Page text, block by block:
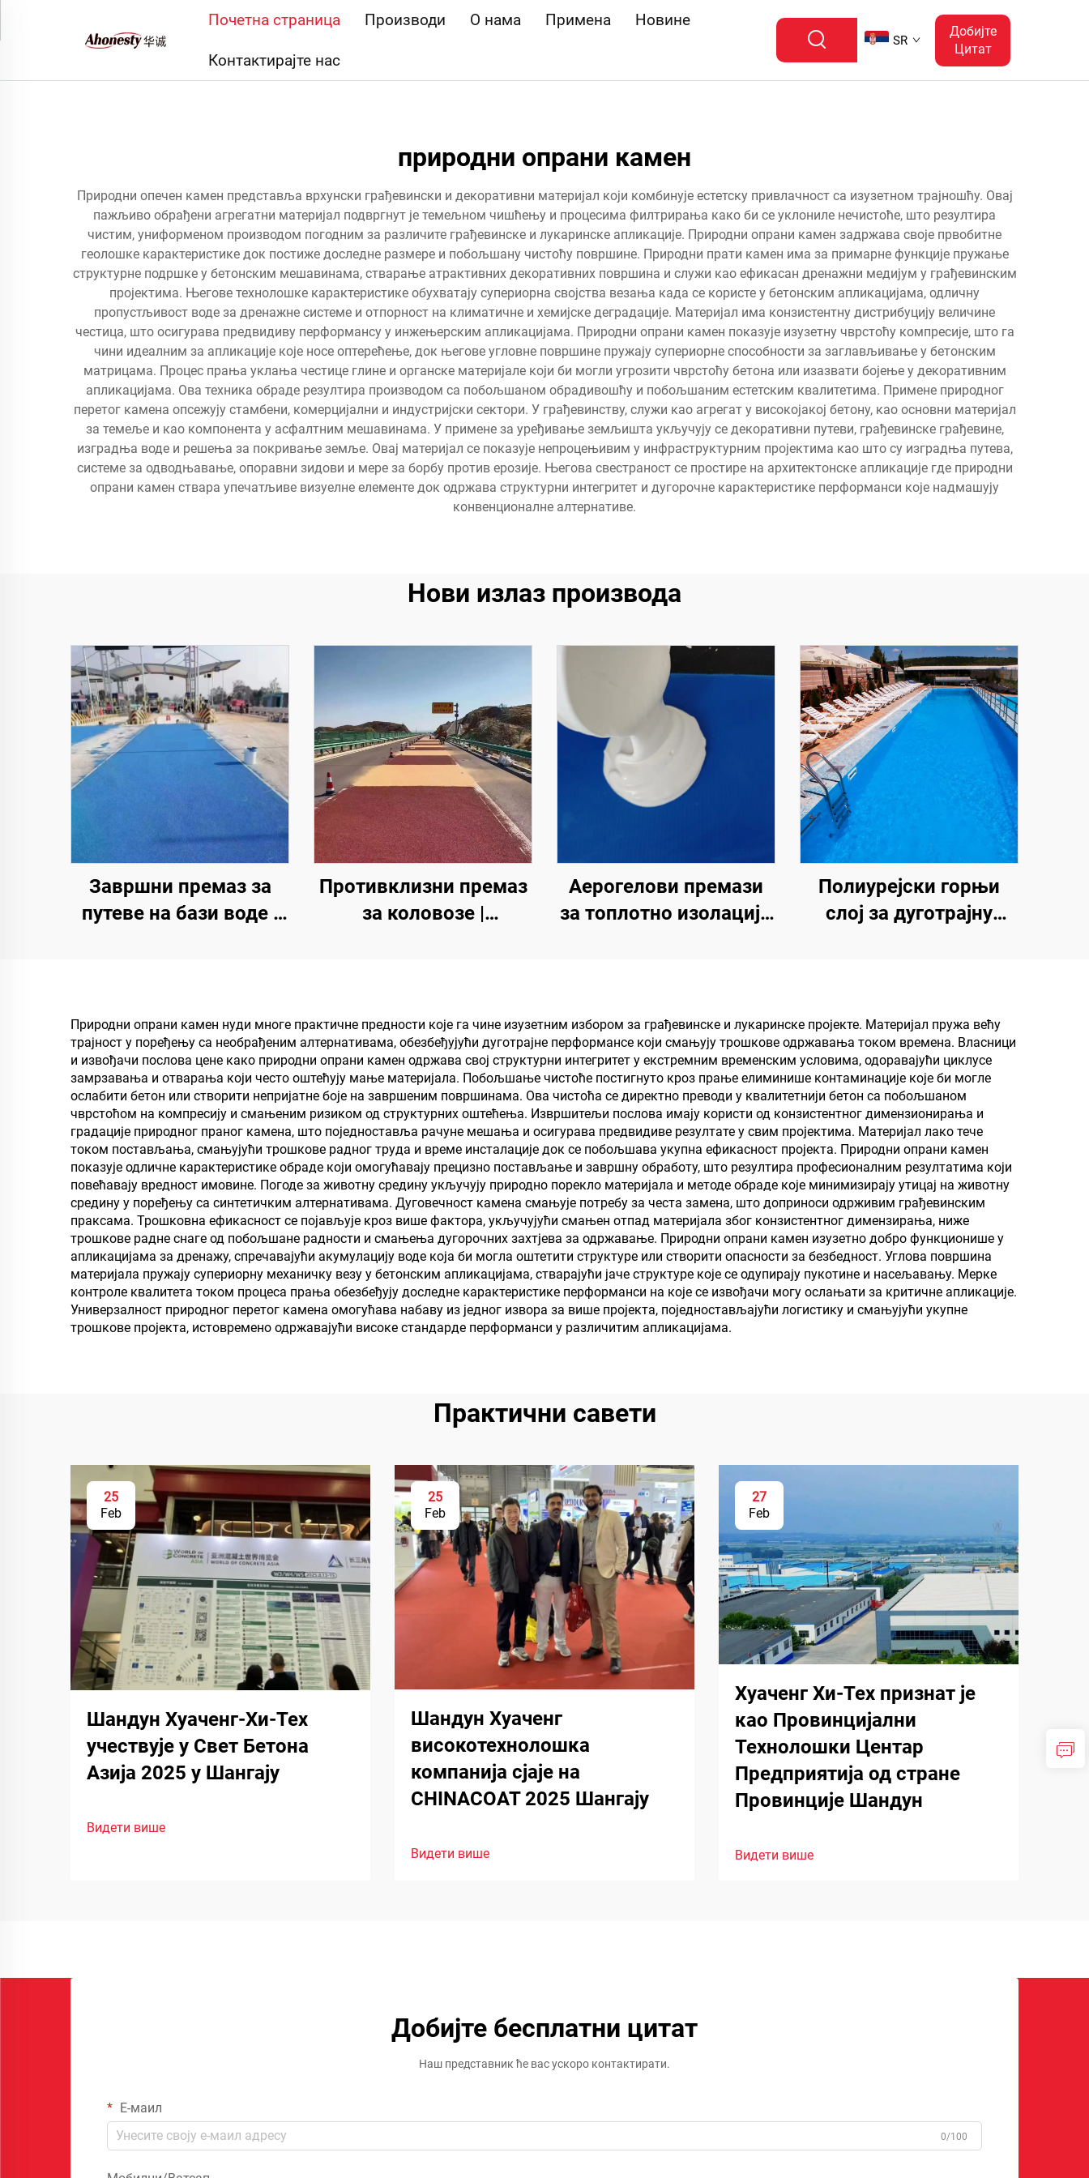
Почетна страница Производи О нама Примена Новине
Контактирајте нас
SR
Добијте
Цитат
природни опрани камен
Природни опечен камен представља врхунски грађевински и декоративни материјал који комбинује естетску привлачност са изузетном трајношћу. Овај
пажљиво обрађени агрегатни материјал подвргнут је темељном чишћењу и процесима филтрирања како би се уклониле нечистоће, што резултира
чистим, униформеном производом погодним за различите грађевинске и лукаринске апликације. Природни опрани камен задржава своје првобитне
геолошке карактеристике док постиже доследне размере и побољшану чистоћу површине. Природни прати камен има за примарне функције пружање
структурне подршке у бетонским мешавинама, стварање атрактивних декоративних површина и служи као ефикасан дренажни медијум у грађевинским
пројектима. Његове технолошке карактеристике обухватају супериорна својства везања када се користе у бетонским апликацијама, одличну
пропустљивост воде за дренажне системе и отпорност на климатичне и хемијске деградације. Материјал има конзистентну дистрибуцију величине
честица, што осигурава предвидиву перформансу у инжењерским апликацијама. Природни опрани камен показује изузетну чврстоћу компресије, што га
чини идеалним за апликације које носе оптерећење, док његове угловне површине пружају супериорне способности за заглављивање у бетонским
матрицама. Процес прања уклања честице глине и органске материјале који би могли угрозити чврстоћу бетона или изазвати бојење у декоративним
апликацијама. Ова техника обраде резултира производом са побољшаном обрадивошћу и побољшаним естетским квалитетима. Примене природног
перетог камена опсежују стамбени, комерцијални и индустријски сектори. У грађевинству, служи као агрегат у високојакој бетону, као основни материјал
за темеље и као компонента у асфалтним мешавинама. У примене за уређивање земљишта укључују се декоративни путеви, грађевинске грађевине,
изградња воде и решења за покривање земље. Овај материјал се показује непроцењивим у инфраструктурним пројектима као што су изградња путева,
системе за одводњавање, опоравни зидови и мере за борбу против ерозије. Његова свестраност се простире на архитектонске апликације где природни
опрани камен ствара упечатљиве визуелне елементе док одржава структурни интегритет и дугорочне карактеристике перформанси које надмашују
конвенционалне алтернативе.
Нови излаз производа
Завршни премаз за
путеве на бази воде |
спољашње коловозе
Противклизни премаз
за коловозе |
Аерогелови премази
за топлотно изолацију,
кров, солар, спољни
зид, унутрашњи зид,
преградну зид,
спаваћу собу, састанак
и учионицу, КТВ, по
Полиурејски горњи
слој за дуготрајну
Природни опрани камен нуди многе практичне предности које га чине изузетним избором за грађевинске и лукаринске пројекте. Материјал пружа већу
трајност у поређењу са необрађеним алтернативама, обезбеђујући дуготрајне перформансе који смањују трошкове одржавања током времена. Власници
и извођачи послова цене како природни опрани камен одржава свој структурни интегритет у екстремним временским условима, одоравајући циклусе
замрзавања и отварања који често оштећују мање материјала. Побољшање чистоће постигнуто кроз прање елиминише контаминације које би могле
ослабити бетон или створити непријатне боје на завршеним површинама. Ова чистоћа се директно преводи у квалитетнији бетон са побољшаном
чврстоћом на компресију и смањеним ризиком од структурних оштећења. Извршитељи послова имају користи од конзистентног димензионирања и
градације природног праног камена, што поједноставља рачуне мешања и осигурава предвидиве резултате у свим пројектима. Материјал лако тече
током постављања, смањујући трошкове радног труда и време инсталације док се побољшава укупна ефикасност пројекта. Природни опрани камен
показује одличне карактеристике обраде који омогућавају прецизно постављање и завршну обработу, што резултира професионалним резултатима који
повећавају вредност имовине. Погоде за животну средину укључују природно порекло материјала и методе обраде које минимизирају утицај на животну
средину у поређењу са синтетичким алтернативама. Дуговечност камена смањује потребу за честа замена, што доприноси одрживим грађевинским
праксама. Трошковна ефикасност се појављује кроз више фактора, укључујући смањен отпад материјала због конзистентног димензирања, ниже
трошкове радне снаге од побољшане радности и смањења дугорочних захтјева за одржавање. Природни опрани камен изузетно добро функционише у
апликацијама за дренажу, спречавајући акумулацију воде која би могла оштетити структуре или створити опасности за безбедност. Углова површина
материјала пружају супериорну механичку везу у бетонским апликацијама, стварајући јаче структуре које се одупирају пукотине и насељавању. Мерке
контроле квалитета током процеса прања обезбеђују доследне карактеристике перформанси на које се извођачи могу ослањати за критичне апликације.
Универзалност природног перетог камена омогућава набаву из једног извора за више пројекта, поједностављајући логистику и смањујући укупне
трошкове пројекта, истовремено одржавајући високе стандарде перформанси у различитим апликацијама.
Практични савети
25
Feb
Шандун Хуаченг-Хи-Тех
учествује у Свет Бетона
Азија 2025 у Шангају
Видети више
25
Feb
Шандун Хуаченг
високотехнолошка
компанија сјаје на
CHINACOAT 2025 Шангају
Видети више
27
Feb
Хуаченг Хи-Тех признат је
као Провинцијални
Технолошки Центар
Предприятија од стране
Провинције Шандун
Видети више
Добијте бесплатни цитат
Наш представник ће вас ускоро контактирати.
Е-маил
0/100